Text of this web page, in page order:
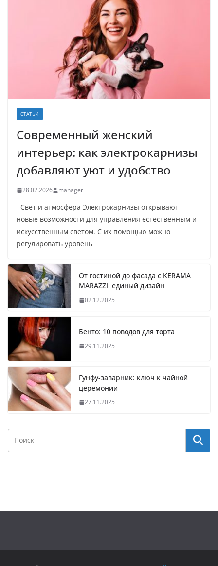
СТАТЬИ
Современный женский
интерьер: как электрокарнизы
добавляют уют и удобство
28.02.2026 manager
Свет и атмосфера Электрокарнизы открывают
новые возможности для управления естественным и
искусственным светом. С их помощью можно
регулировать уровень
От гостиной до фасада с KERAMA
MARAZZI: единый дизайн
02.12.2025
Бенто: 10 поводов для торта
29.11.2025
Гунфу-заварник: ключ к чайной
церемонии
27.11.2025